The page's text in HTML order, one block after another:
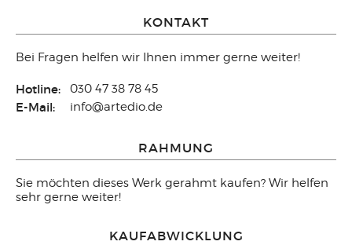
KONTAKT
Bei Fragen helfen wir Ihnen immer gerne weiter!
Hotline: 030 47 38 78 45
E-Mail: info@artedio.de
RAHMUNG
Sie möchten dieses Werk gerahmt kaufen? Wir helfen
sehr gerne weiter!
KAUFABWICKLUNG